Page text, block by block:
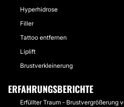
Hyperhidrose
Filler
Tattoo entfernen
Liplift
Brustverkleinerung
ERFAHRUNGSBERICHTE
Erfüllter Traum - Brustvergrößerung